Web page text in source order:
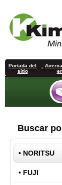
Portada del
sitio
•
Buscar
• NORITSU
• FUJI